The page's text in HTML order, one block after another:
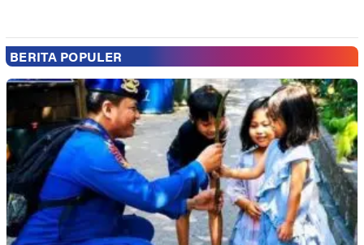
BERITA POPULER